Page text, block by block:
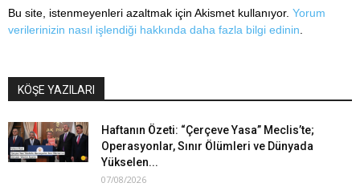
Bu site, istenmeyenleri azaltmak için Akismet kullanıyor. Yorum
verilerinizin nasıl işlendiği hakkında daha fazla bilgi edinin
KÖŞE YAZILARI
Haftanın Özeti: “Çerçeve Yasa” Meclis’te;
Operasyonlar, Sınır Ölümleri ve Dünyada
Yükselen...
07/08/2026